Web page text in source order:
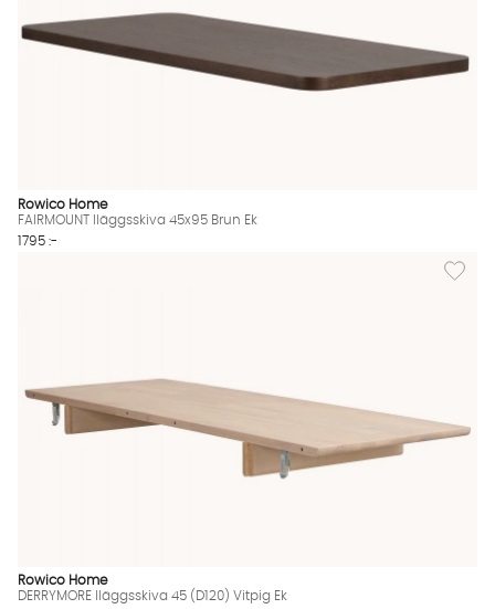
Rowico Home
FAIRMOUNT Iläggsskiva 45x95 Brun Ek
1795 :-
Lägg
Rowico Home
DERRYMORE Iläggsskiva 45 (D120) Vitpig Ek